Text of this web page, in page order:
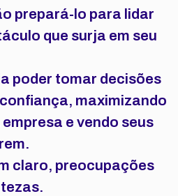
prepará-lo para lidar
que surja em seu
poder tomar decisões
maximizando
e vendo seus
claro, preocupações